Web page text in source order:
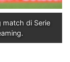
match di Serie